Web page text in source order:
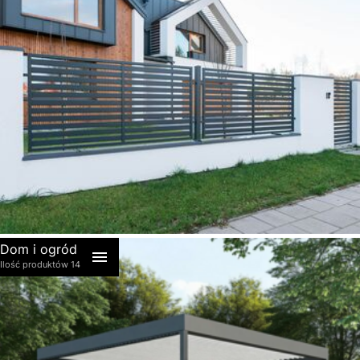
akcesoria
Dom i ogród
Ilość produktów 14